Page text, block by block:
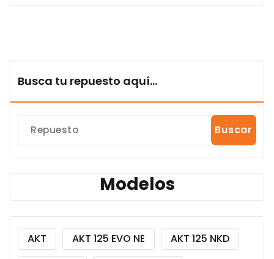
Busca tu repuesto aquí...
Buscar
Modelos
AKT AKT 125 EVO NE
AKT 125 NKD